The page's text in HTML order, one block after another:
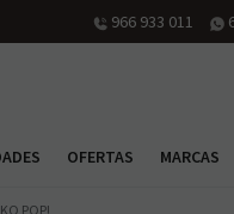
966 933 011
OFERTAS MARCAS
POP!